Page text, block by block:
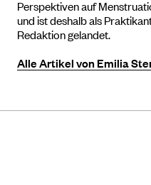
Perspektiven auf
und ist deshalb als
Redaktion gelandet.
Alle Artikel von Emilia